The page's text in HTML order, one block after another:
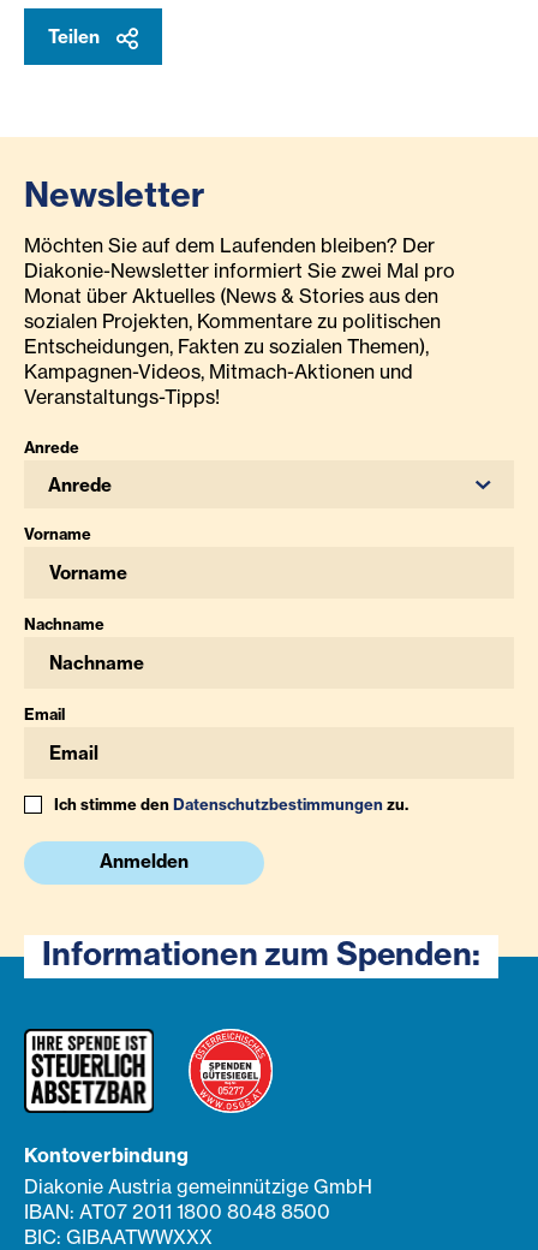
Teilen
Newsletter
Möchten Sie auf dem Laufenden bleiben? Der
Diakonie-Newsletter informiert Sie zwei Mal pro
Monat über Aktuelles (News & Stories aus den
sozialen Projekten, Kommentare zu politischen
Entscheidungen, Fakten zu sozialen Themen),
Kampagnen-Videos, Mitmach-Aktionen und
Veranstaltungs-Tipps!
Anrede
Anrede
Vorname
Nachname
Email
Ich stimme denDatenschutzbestimmungenzu.
Anmelden
Informationen zum Spenden:
Kontoverbindung
Diakonie Austria gemeinnützige GmbH
IBAN: AT07 2011 1800 8048 8500
BIC: GIBAATWWXXX